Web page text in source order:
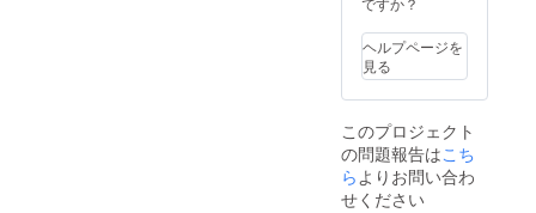
ヘルプページを
見る
このプロジェクト
の問題報告はこち
らよりお問い合わ
せください